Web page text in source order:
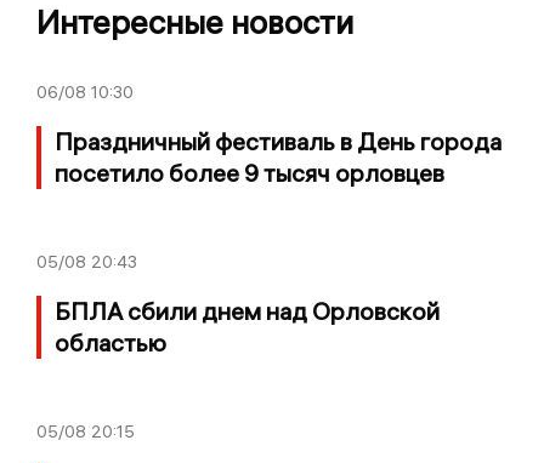
Интересные новости
06/08 10:30
Праздничный фестиваль в День города
посетило более 9 тысяч орловцев
05/08 20:43
БПЛА сбили днем над Орловской
областью
05/08 20:15